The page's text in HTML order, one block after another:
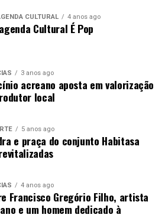
CULTURAL 4 anos ago
Cultural É Pop
3 anos ago
acreano aposta em valorização
local
5 anos ago
e praça do conjunto Habitasa
4 anos ago
Francisco Gregório Filho, artista
e um homem dedicado à